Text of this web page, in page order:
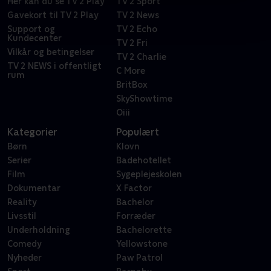
Gavekort til TV 2 Play
Support og
Kundecenter
Vilkår og betingelser
TV 2 NEWS i offentligt
rum
TV 2 News
TV 2 Echo
TV 2 Fri
TV 2 Charlie
C More
BritBox
SkyShowtime
Oiii
Kategorier
Børn
Serier
Film
Dokumentar
Reality
Livsstil
Underholdning
Comedy
Nyheder
Populært
Klovn
Badehotellet
Sygeplejeskolen
X Factor
Bachelor
Forræder
Bachelorette
Yellowstone
Paw Patrol